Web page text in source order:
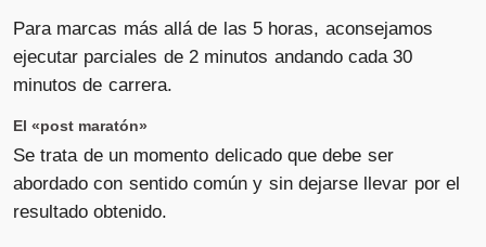
Para marcas más allá de las 5 horas, aconsejamos
ejecutar parciales de 2 minutos andando cada 30
minutos de carrera.
El «post maratón»
Se trata de un momento delicado que debe ser
abordado con sentido común y sin dejarse llevar por el
resultado obtenido.